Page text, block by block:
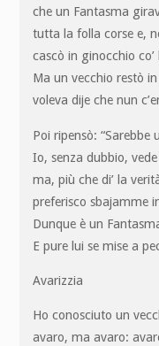
che un Fantasma
tutta la folla corse e,
cascò in ginocchio
Ma un vecchio restò
voleva dije che nun
Poi ripensò: “Sarebbe
Io, senza dubbio, vede
ma, più che di’ la
preferisco sbajamme
Dunque è un
E pure lui se mise a
Avarizzia
Ho conosciuto un
avaro, ma avaro: